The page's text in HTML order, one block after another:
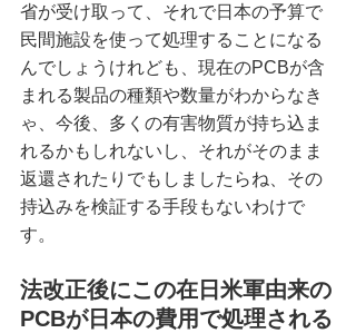
省が受け取って、それで日本の予算で
民間施設を使って処理することになる
んでしょうけれども、現在のPCBが含
まれる製品の種類や数量がわからなき
ゃ、今後、多くの有害物質が持ち込ま
れるかもしれないし、それがそのまま
返還されたりでもしましたらね、その
持込みを検証する手段もないわけで
す。
法改正後にこの在日米軍由来の
PCBが日本の費用で処理される